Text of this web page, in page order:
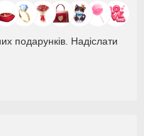
подарунків. Надіслати